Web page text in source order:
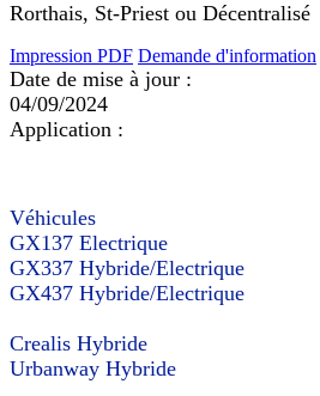
Rorthais, St-Priest ou Décentralisé
Impression PDF Demande d'information
Date de mise à jour :
04/09/2024
Application :
Véhicules
GX137 Electrique
GX337 Hybride/Electrique
GX437 Hybride/Electrique
Crealis Hybride
Urbanway Hybride